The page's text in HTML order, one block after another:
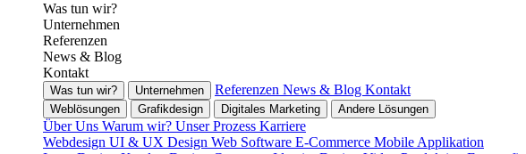
Was tun wir?
Unternehmen
Referenzen
News & Blog
Kontakt
Was tun wir? Unternehmen Referenzen News & Blog Kontakt
Weblösungen Grafikdesign Digitales Marketing Andere Lösungen
Über Uns Warum wir? Unser Prozess Karriere
Webdesign UI & UX Design Web Software E-Commerce Mobile Applikation